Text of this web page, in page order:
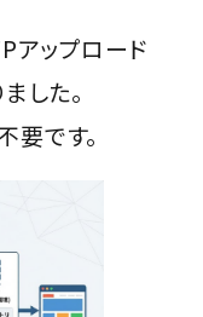
アップロード
した。
です。